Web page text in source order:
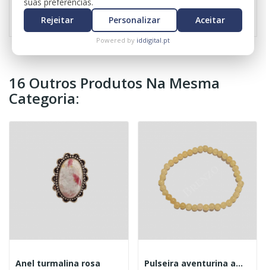
Referência 0753
16 Outros Produtos Na Mesma
Categoria:
Anel turmalina rosa Pulseira aventurina amarela 4mm
Rejeitar
Personalizar Aceitar
Powered by iddigital.pt